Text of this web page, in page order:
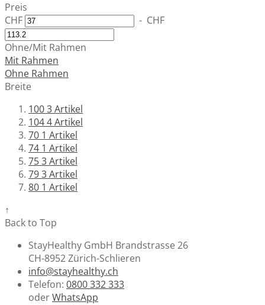
Preis
CHF
- CHF
Ohne/Mit Rahmen
Mit Rahmen
Ohne Rahmen
Breite
1003Artikel
1044Artikel
70 1 Artikel
74 1 Artikel
753Artikel
793Artikel
80 1 Artikel
↑
Back to Top
StayHealthy GmbH Brandstrasse 26
CH-8952 Zürich-Schlieren
info@stayhealthy.ch
Telefon: 0800 332 333
oderWhatsApp